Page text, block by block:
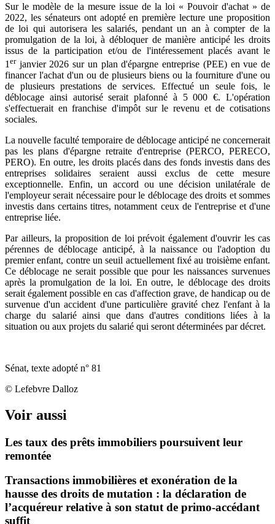
Sur le modèle de la mesure issue de la loi « Pouvoir d'achat » de
2022, les sénateurs ont adopté en première lecture une proposition
de loi qui autorisera les salariés, pendant un an à compter de la
promulgation de la loi, à débloquer de manière anticipé les droits
issus de la participation et/ou de l'intéressement placés avant le
1 erjanvier 2026 sur un plan d'épargne entreprise (PEE) en vue de
financer l'achat d'un ou de plusieurs biens ou la fourniture d'une ou
de plusieurs prestations de services. Effectué un seule fois, le
déblocage ainsi autorisé serait plafonné à 5 000 €. L'opération
s'effectuerait en franchise d'impôt sur le revenu et de cotisations
sociales.
La nouvelle faculté temporaire de déblocage anticipé ne concernerait
pas les plans d'épargne retraite d'entreprise (PERCO, PERECO,
PERO). En outre, les droits placés dans des fonds investis dans des
entreprises solidaires seraient aussi exclus de cette mesure
exceptionnelle. Enfin, un accord ou une décision unilatérale de
l'employeur serait nécessaire pour le déblocage des droits et sommes
investis dans certains titres, notamment ceux de l'entreprise et d'une
entreprise liée.
Par ailleurs, la proposition de loi prévoit également d'ouvrir les cas
pérennes de déblocage anticipé, à la naissance ou l'adoption du
premier enfant, contre un seuil actuellement fixé au troisième enfant.
Ce déblocage ne serait possible que pour les naissances survenues
après la promulgation de la loi. En outre, le déblocage des droits
serait également possible en cas d'affection grave, de handicap ou de
survenue d'un accident d'une particulière gravité chez l'enfant à la
charge du salarié ainsi que dans d'autres conditions liées à la
situation ou aux projets du salarié qui seront déterminées par décret.
Sénat, texte adopté n° 81
© Lefebvre Dalloz
Voir aussi
Les taux des prêts immobiliers poursuivent leur
remontée
Transactions immobilières et exonération de la
hausse des droits de mutation : la déclaration de
l’acquéreur relative à son statut de primo-accédant
suffit